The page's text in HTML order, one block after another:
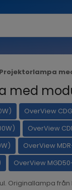
Projektorlampa
med
OverView
OverView
OverView
OverView
Originallampa